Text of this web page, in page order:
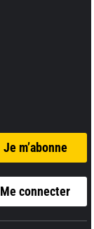
Je m’abonne
Me connecter